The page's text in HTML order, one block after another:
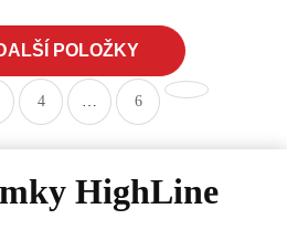
POLOŽKY
4 … 6
HighLine